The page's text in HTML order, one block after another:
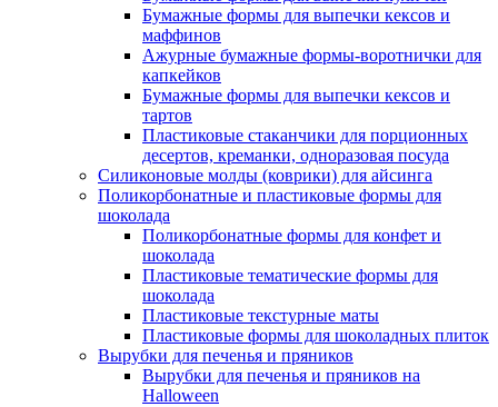
Бумажные формы для выпечки кексов и
маффинов
Ажурные бумажные формы-воротнички для
капкейков
Бумажные формы для выпечки кексов и
тартов
Пластиковые стаканчики для порционных
десертов, креманки, одноразовая посуда
Силиконовые молды (коврики) для айсинга
Поликорбонатные и пластиковые формы для
шоколада
Поликорбонатные формы для конфет и
шоколада
Пластиковые тематические формы для
шоколада
Пластиковые текстурные маты
Пластиковые формы для шоколадных плиток
Вырубки для печенья и пряников
Вырубки для печенья и пряников на
Halloween